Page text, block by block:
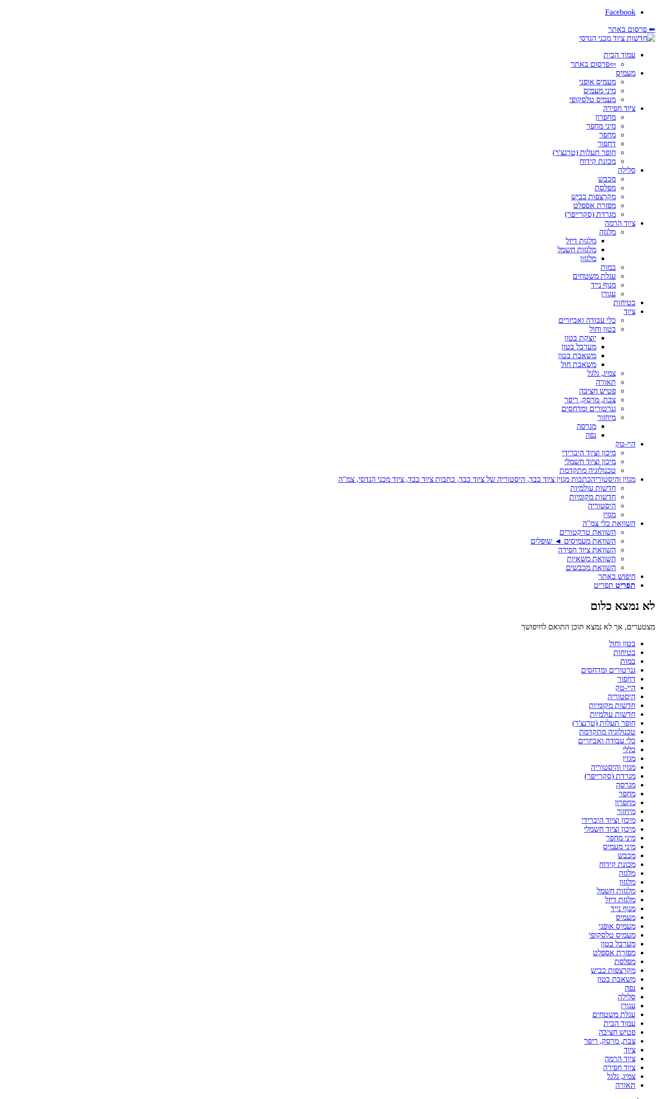
Facebook
⬅ פרסום באתר
עמוד הבית
⇦פרסום באתר
מעמיס
מעמיס אופני
מיני מעמיס
מעמיס טלסקופי
ציוד חפירה
מחפרון
מיני מחפר
מחפר
דחפור
חופר תעלות (טרנצ'ר)
מכונת קידוח
סלילה
מכבש
מפלסת
מקרצפות כביש
מפזרת אספלט
מגרדת (סקרייפר)
ציוד הרמה
מלגזה
מלגזת דיזל
מלגזות חשמל
מלגזון
במות
עגלת משטחים
מנוף נייד
עגורן
בטיחות
ציוד
כלי עבודה ואביזרים
בטון וחול
יוצקת בטון
מערבל בטון
משאבת בטון
משאבת חול
צמיג, גלגל
תאורה
פטיש חציבה
צבת, מרסק, ריפר
גנרטורים ומדחסים
מיחזור
מגרסה
נפה
היי-טק
מיכון וציוד היברידי
מיכון וציוד חשמלי
טכנולוגיה מתקדמת
מגזין והיסטוריהכתבות מגזין ציוד כבד, היסטוריה של ציוד כבד, כתבות ציוד כבד, ציוד מכני הנדסי, צמ"ה
חדשות עולמיות
חדשות מקומיות
היסטוריה
מגזין
השוואת כלי צמ"ה
השוואת טרקטורים
השוואת מעמיסים ◄ שופלים
השוואת ציוד חפירה
השוואת משאיות
השוואת מכבשים
חיפוש באתר
תפריט תפריט
לא נמצא כלום
מצטערים, אך לא נמצא תוכן התואם לחיפושך
בטון וחול
בטיחות
במות
גנרטורים ומדחסים
דחפור
היי-טק
היסטוריה
חדשות מקומיות
חדשות עולמיות
חופר תעלות (טרנצ'ר)
טכנולוגיה מתקדמת
כלי עבודה ואביזרים
כללי
מגזין
מגזין והיסטוריה
מגרדת (סקרייפר)
מגרסה
מחפר
מחפרון
מיחזור
מיכון וציוד היברידי
מיכון וציוד חשמלי
מיני מחפר
מיני מעמיס
מכבש
מכונת קידוח
מלגזה
מלגזון
מלגזות חשמל
מלגזת דיזל
מנוף נייד
מעמיס
מעמיס אופני
מעמיס טלסקופי
מערבל בטון
מפזרת אספלט
מפלסת
מקרצפות כביש
משאבת בטון
נפה
סלילה
עגורן
עגלת משטחים
עמוד הבית
פטיש חציבה
צבת, מרסק, ריפר
ציוד
ציוד הרמה
ציוד חפירה
צמיג, גלגל
תאורה